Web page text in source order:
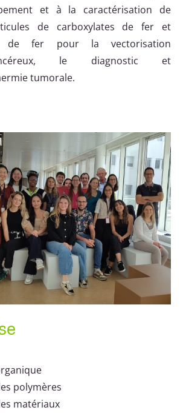
et à la caractérisation de
de carboxylates de fer et
de fer pour la vectorisation
le diagnostic et
tumorale.
polymères
matériaux